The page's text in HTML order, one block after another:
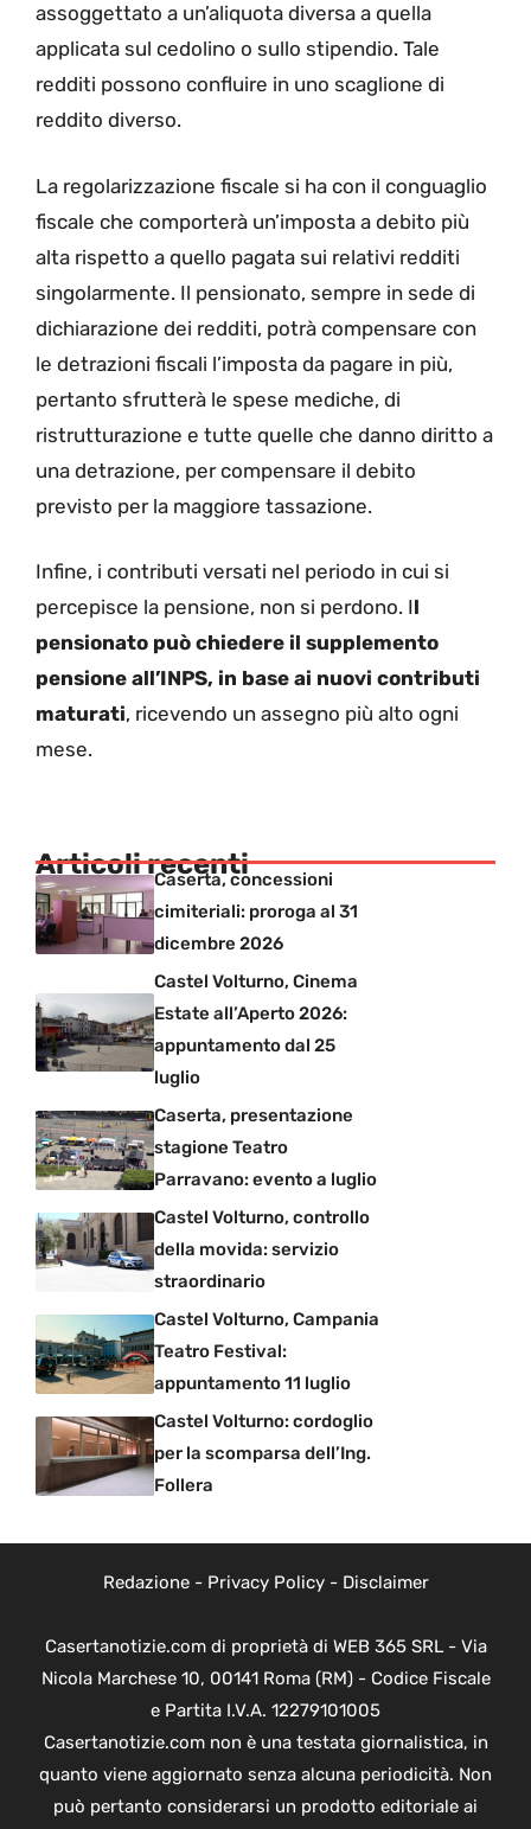
assoggettato a un’aliquota diversa a quella
applicata sul cedolino o sullo stipendio. Tale
redditi possono confluire in uno scaglione di
reddito diverso.
La regolarizzazione fiscale si ha con il conguaglio
fiscale che comporterà un’imposta a debito più
alta rispetto a quello pagata sui relativi redditi
singolarmente. Il pensionato, sempre in sede di
dichiarazione dei redditi, potrà compensare con
le detrazioni fiscali l’imposta da pagare in più,
pertanto sfrutterà le spese mediche, di
ristrutturazione e tutte quelle che danno diritto a
una detrazione, per compensare il debito
previsto per la maggiore tassazione.
Infine, i contributi versati nel periodo in cui si
percepisce la pensione, non si perdono. Il
pensionato può chiedere il supplemento
pensione all’INPS, in base ai nuovi contributi
maturati, ricevendo un assegno più alto ogni
mese.
Articoli recenti
Caserta, concessioni
cimiteriali: proroga al 31
dicembre 2026
Castel Volturno, Cinema
Estate all’Aperto 2026:
appuntamento dal 25
luglio
Caserta, presentazione
stagione Teatro
Parravano: evento a luglio
Castel Volturno, controllo
della movida: servizio
straordinario
Castel Volturno, Campania
Teatro Festival:
appuntamento 11 luglio
Castel Volturno: cordoglio
per la scomparsa dell’Ing.
Follera
Redazione- Privacy Policy- Disclaimer
Casertanotizie.com di proprietà di WEB 365 SRL - Via
Nicola Marchese 10, 00141 Roma (RM) - Codice Fiscale
e Partita I.V.A. 12279101005
Casertanotizie.com non è una testata giornalistica, in
quanto viene aggiornato senza alcuna periodicità. Non
può pertanto considerarsi un prodotto editoriale ai